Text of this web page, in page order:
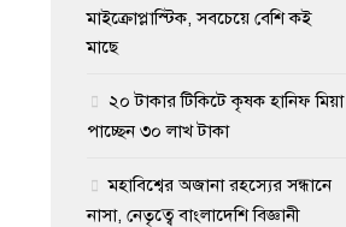
মাইক্রোপ্লাস্টিক, সবচেয়ে বেশি কই
মাছে
২০ টাকার টিকিটে কৃষক হানিফ মিয়া
পাচ্ছেন ৩০ লাখ টাকা
মহাবিশ্বের অজানা রহস্যের সন্ধানে
নাসা, নেতৃত্বে বাংলাদেশি বিজ্ঞানী